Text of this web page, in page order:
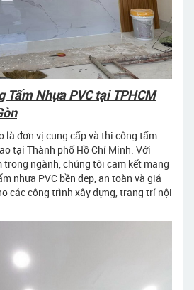
Tấm Nhựa PVC tại TPHCM
là đơn vị cung cấp và thi công tấm
tại Thành phố Hồ Chí Minh. Với
trong ngành, chúng tôi cam kết mang
nhựa PVC bền đẹp, an toàn và giá
các công trình xây dựng, trang trí nội